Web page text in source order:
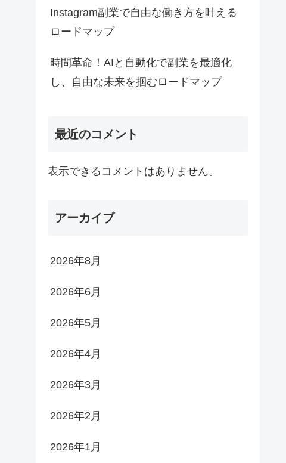
Instagram副業で自由な働き方を叶える
ロードマップ
時間革命！AIと自動化で副業を最適化
し、自由な未来を掴むロードマップ
最近のコメント
表示できるコメントはありません。
アーカイブ
2026年8月
2026年6月
2026年5月
2026年4月
2026年3月
2026年2月
2026年1月